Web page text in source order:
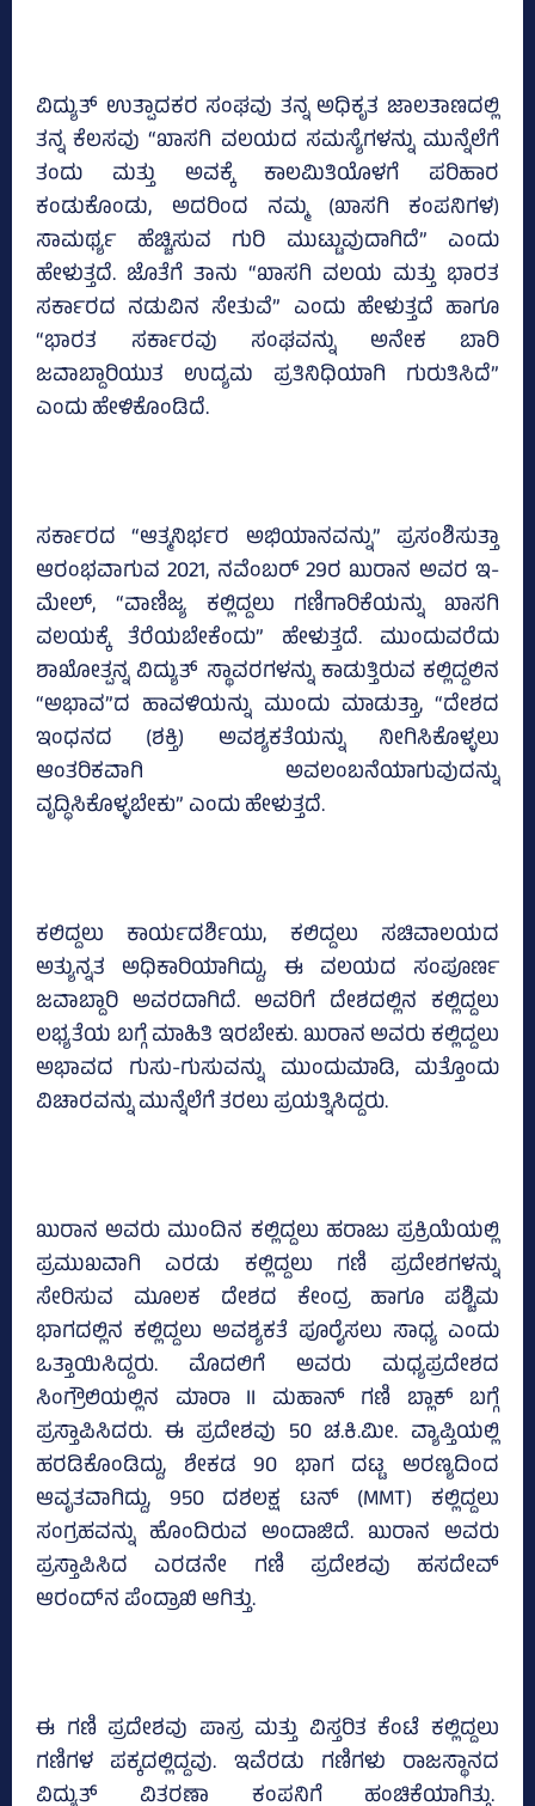
ವಿದ್ಯುತ್ ಉತ್ಪಾದಕರ ಸಂಘವು ತನ್ನ ಅಧಿಕೃತ ಜಾಲತಾಣದಲ್ಲಿ
ತನ್ನ ಕೆಲಸವು “ಖಾಸಗಿ ವಲಯದ ಸಮಸ್ಯೆಗಳನ್ನು ಮುನ್ನೆಲೆಗೆ
ತಂದು ಮತ್ತು ಅವಕ್ಕೆ ಕಾಲಮಿತಿಯೊಳಗೆ ಪರಿಹಾರ
ಕಂಡುಕೊಂಡು, ಅದರಿಂದ ನಮ್ಮ (ಖಾಸಗಿ ಕಂಪನಿಗಳ)
ಸಾಮರ್ಥ್ಯ ಹೆಚ್ಚಿಸುವ ಗುರಿ ಮುಟ್ಟುವುದಾಗಿದೆ” ಎಂದು
ಹೇಳುತ್ತದೆ. ಜೊತೆಗೆ ತಾನು “ಖಾಸಗಿ ವಲಯ ಮತ್ತು ಭಾರತ
ಸರ್ಕಾರದ ನಡುವಿನ ಸೇತುವೆ” ಎಂದು ಹೇಳುತ್ತದೆ ಹಾಗೂ
“ಭಾರತ ಸರ್ಕಾರವು ಸಂಘವನ್ನು ಅನೇಕ ಬಾರಿ
ಜವಾಬ್ದಾರಿಯುತ ಉದ್ಯಮ ಪ್ರತಿನಿಧಿಯಾಗಿ ಗುರುತಿಸಿದೆ”
ಎಂದು ಹೇಳಿಕೊಂಡಿದೆ.
ಸರ್ಕಾರದ “ಆತ್ಮನಿರ್ಭರ ಅಭಿಯಾನವನ್ನು” ಪ್ರಸಂಶಿಸುತ್ತಾ
ಆರಂಭವಾಗುವ 2021, ನವೆಂಬರ್ 29ರ ಖುರಾನ ಅವರ ಇ-
ಮೇಲ್, “ವಾಣಿಜ್ಯ ಕಲ್ಲಿದ್ದಲು ಗಣಿಗಾರಿಕೆಯನ್ನು ಖಾಸಗಿ
ವಲಯಕ್ಕೆ ತೆರೆಯಬೇಕೆಂದು” ಹೇಳುತ್ತದೆ. ಮುಂದುವರೆದು
ಶಾಖೋತ್ಪನ್ನ ವಿದ್ಯುತ್ ಸ್ಥಾವರಗಳನ್ನು ಕಾಡುತ್ತಿರುವ ಕಲ್ಲಿದ್ದಲಿನ
“ಅಭಾವ”ದ ಹಾವಳಿಯನ್ನು ಮುಂದು ಮಾಡುತ್ತಾ, “ದೇಶದ
ಇಂಧನದ (ಶಕ್ತಿ) ಅವಶ್ಯಕತೆಯನ್ನು ನೀಗಿಸಿಕೊಳ್ಳಲು
ಆಂತರಿಕವಾಗಿ ಅವಲಂಬನೆಯಾಗುವುದನ್ನು
ವೃದ್ಧಿಸಿಕೊಳ್ಳಬೇಕು” ಎಂದು ಹೇಳುತ್ತದೆ.
ಕಲಿದ್ದಲು ಕಾರ್ಯದರ್ಶಿಯು, ಕಲಿದ್ದಲು ಸಚಿವಾಲಯದ
ಅತ್ಯುನ್ನತ ಅಧಿಕಾರಿಯಾಗಿದ್ದು, ಈ ವಲಯದ ಸಂಪೂರ್ಣ
ಜವಾಬ್ದಾರಿ ಅವರದಾಗಿದೆ. ಅವರಿಗೆ ದೇಶದಲ್ಲಿನ ಕಲ್ಲಿದ್ದಲು
ಲಭ್ಯತೆಯ ಬಗ್ಗೆ ಮಾಹಿತಿ ಇರಬೇಕು. ಖುರಾನ ಅವರು ಕಲ್ಲಿದ್ದಲು
ಅಭಾವದ ಗುಸು-ಗುಸುವನ್ನು ಮುಂದುಮಾಡಿ, ಮತ್ತೊಂದು
ವಿಚಾರವನ್ನು ಮುನ್ನೆಲೆಗೆ ತರಲು ಪ್ರಯತ್ನಿಸಿದ್ದರು.
ಖುರಾನ ಅವರು ಮುಂದಿನ ಕಲ್ಲಿದ್ದಲು ಹರಾಜು ಪ್ರಕ್ರಿಯೆಯಲ್ಲಿ
ಪ್ರಮುಖವಾಗಿ ಎರಡು ಕಲ್ಲಿದ್ದಲು ಗಣಿ ಪ್ರದೇಶಗಳನ್ನು
ಸೇರಿಸುವ ಮೂಲಕ ದೇಶದ ಕೇಂದ್ರ ಹಾಗೂ ಪಶ್ಚಿಮ
ಭಾಗದಲ್ಲಿನ ಕಲ್ಲಿದ್ದಲು ಅವಶ್ಯಕತೆ ಪೂರೈಸಲು ಸಾಧ್ಯ ಎಂದು
ಒತ್ತಾಯಿಸಿದ್ದರು. ಮೊದಲಿಗೆ ಅವರು ಮಧ್ಯಪ್ರದೇಶದ
ಸಿಂಗ್ರೌಲಿಯಲ್ಲಿನ ಮಾರಾ II ಮಹಾನ್ ಗಣಿ ಬ್ಲಾಕ್ ಬಗ್ಗೆ
ಪ್ರಸ್ತಾಪಿಸಿದರು. ಈ ಪ್ರದೇಶವು 50 ಚ.ಕಿ.ಮೀ. ವ್ಯಾಪ್ತಿಯಲ್ಲಿ
ಹರಡಿಕೊಂಡಿದ್ದು, ಶೇಕಡ 90 ಭಾಗ ದಟ್ಟ ಅರಣ್ಯದಿಂದ
ಆವೃತವಾಗಿದ್ದು, 950 ದಶಲಕ್ಷ ಟನ್ (MMT) ಕಲ್ಲಿದ್ದಲು
ಸಂಗ್ರಹವನ್ನು ಹೊಂದಿರುವ ಅಂದಾಜಿದೆ. ಖುರಾನ ಅವರು
ಪ್ರಸ್ತಾಪಿಸಿದ ಎರಡನೇ ಗಣಿ ಪ್ರದೇಶವು ಹಸದೇವ್
ಆರಂದ್‍ನ ಪೆಂದ್ರಾಖಿ ಆಗಿತ್ತು.
ಈ ಗಣಿ ಪ್ರದೇಶವು ಪಾಸ್ರ ಮತ್ತು ವಿಸ್ತರಿತ ಕೆಂಟೆ ಕಲ್ಲಿದ್ದಲು
ಗಣಿಗಳ ಪಕ್ಕದಲ್ಲಿದ್ದವು. ಇವೆರಡು ಗಣಿಗಳು ರಾಜಸ್ಥಾನದ
ವಿದ್ಯುತ್ ವಿತರಣಾ ಕಂಪನಿಗೆ ಹಂಚಿಕೆಯಾಗಿತ್ತು.